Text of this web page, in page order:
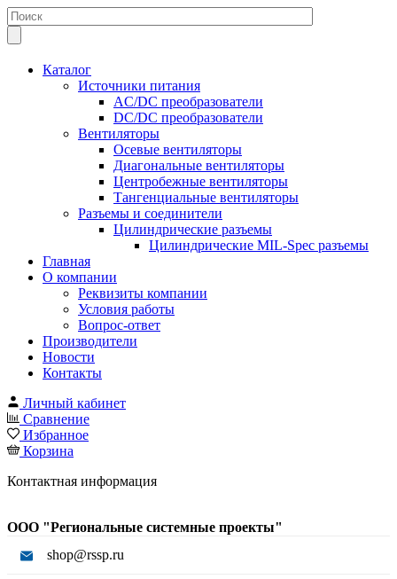
Каталог
Источники питания
AC/DC преобразователи
DC/DC преобразователи
Вентиляторы
Осевые вентиляторы
Диагональные вентиляторы
Центробежные вентиляторы
Тангенциальные вентиляторы
Разъемы и соединители
Цилиндрические разъемы
Цилиндрические MIL-Spec разъемы
Главная
О компании
Реквизиты компании
Условия работы
Вопрос-ответ
Производители
Новости
Контакты
Личный кабинет
Сравнение
Избранное
Корзина
Контактная информация
ООО "Региональные системные проекты"
shop@rssp.ru